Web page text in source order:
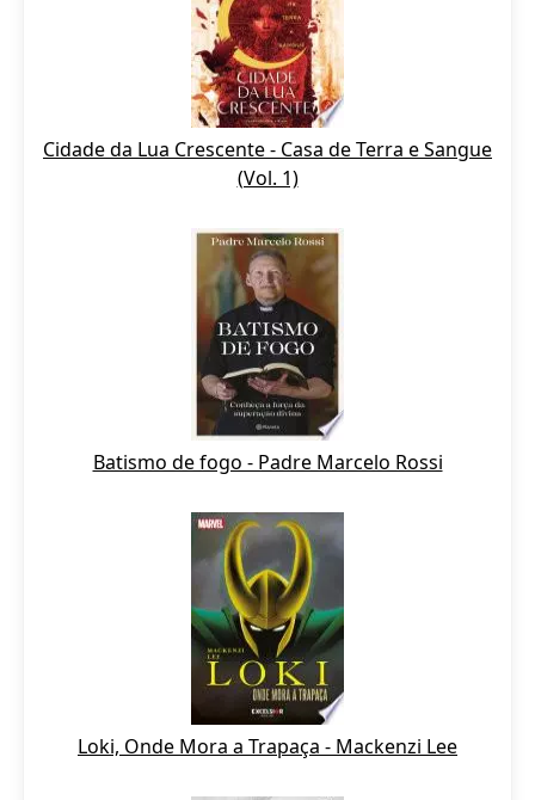
Cidade da Lua Crescente - Casa de Terra e Sangue
(Vol. 1)
Batismo de fogo - Padre Marcelo Rossi
Loki, Onde Mora a Trapaça - Mackenzi Lee